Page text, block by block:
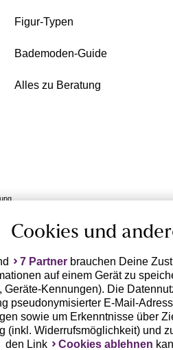
Figur-Typen
Bademoden-Guide
Alles zu Beratung
Cookies und
7 Partnerbrauchen Deine
auf einem Gerät zu
Geräte-Kennungen). Die
pseudonymisierter E-Mail-
sowie um Erkenntnisse über
(inkl. Widerrufsmöglichkeit) und
den Link
Cookies ablehnen